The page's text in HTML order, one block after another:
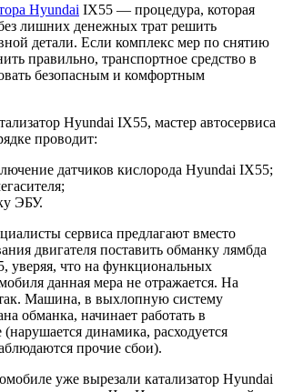
Hyundai IX55 — процедура, которая
лишних денежных трат решить
детали. Если комплекс мер по снятию
правильно, транспортное средство в
безопасным и комфортным
Hyundai IX55, мастер автосервиса
проводит:
датчиков кислорода Hyundai IX55;
ЭБУ.
сервиса предлагают вместо
двигателя поставить обманку лямбда
уверяя, что на функциональных
данная мера не отражается. На
Машина, в выхлопную систему
обманка, начинает работать в
динамика, расходуется
прочие сбои).
уже вырезали катализатор Hyundai